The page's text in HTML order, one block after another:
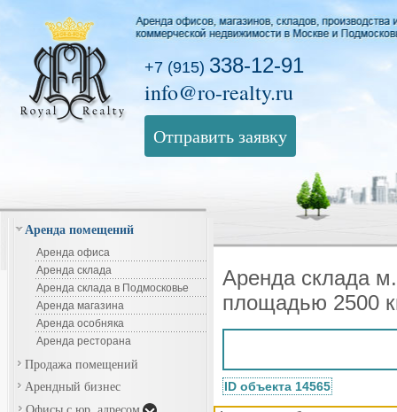
+7 (915) 338-12-91
info@ro-realty.ru
Отправить заявку
Аренда помещений
Аренда офиса
Аренда склада
Аренда склада в Подмосковье
Аренда магазина
Аренда особняка
Аренда ресторана
Продажа помещений
Арендный бизнес
Аренда склада
площадью 2500
ID объекта 14565